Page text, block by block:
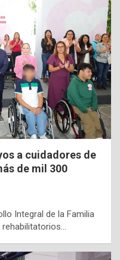
a cuidadores de
de mil 300
Integral de la Familia
rehabilitatorios…